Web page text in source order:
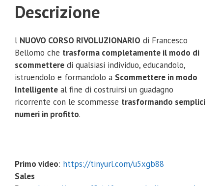
Descrizione
l NUOVO CORSO RIVOLUZIONARIO di Francesco
Bellomo che trasforma completamente il modo di
scommettere di qualsiasi individuo, educandolo,
istruendolo e formandolo a Scommettere in modo
Intelligente al fine di costruirsi un guadagno
ricorrente con le scommesse trasformando semplici
numeri in profitto.
Primo video: https://tinyurl.com/u5xgb88
Sales